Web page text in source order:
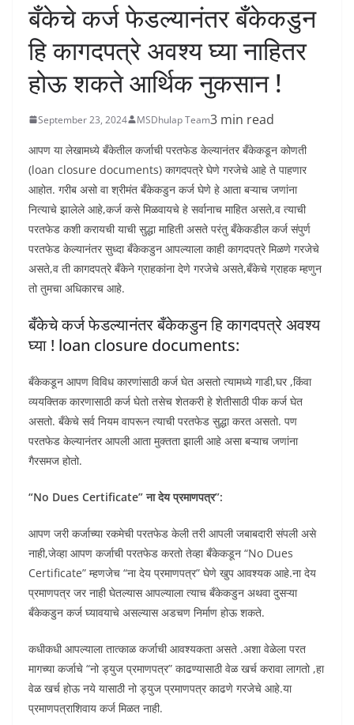
बँकेचे कर्ज फेडल्यानंतर बँकेकडुन
हि कागदपत्रे अवश्य घ्या नाहितर
होऊ शकते आर्थिक नुकसान !
September 23, 2024 MSDhulap Team3 min read
आपण या लेखामध्ये बँकेतील कर्जाची परतफेड केल्यानंतर बँकेकडून कोणती
(loan closure documents) कागदपत्रे घेणे गरजेचे आहे ते पाहणार
आहोत. गरीब असो वा श्रीमंत बँकेकडुन कर्ज घेणे हे आता बऱ्याच जणांना
नित्याचे झालेले आहे,कर्ज कसे मिळवायचे हे सर्वानाच माहित असते,व त्याची
परतफेड कशी करायची याची सुद्धा माहिती असते परंतु बँकेकडील कर्ज संपुर्ण
परतफेड केल्यानंतर सुध्दा बँकेकडुन आपल्याला काही कागदपत्रे मिळणे गरजेचे
असते,व ती कागदपत्रे बँकेने ग्राहकांना देणे गरजेचे असते,बँकेचे ग्राहक म्हणुन
तो तुमचा अधिकारच आहे.
बँकेचे कर्ज फेडल्यानंतर बँकेकडुन हि कागदपत्रे अवश्य
घ्या ! loan closure documents:
बँकेकडून आपण विविध कारणांसाठी कर्ज घेत असतो त्यामध्ये गाडी,घर ,किंवा
व्ययक्तिक कारणासाठी कर्ज घेतो तसेच शेतकरी हे शेतीसाठी पीक कर्ज घेत
असतो. बँकेचे सर्व नियम वापरून त्याची परतफेड सुद्धा करत असतो. पण
परतफेड केल्यानंतर आपली आता मुक्तता झाली आहे असा बऱ्याच जणांना
गैरसमज होतो.
“No Dues Certificate” ना देय प्रमाणपत्र”:
आपण जरी कर्जाच्या रकमेची परतफेड केली तरी आपली जबाबदारी संपली असे
नाही,जेव्हा आपण कर्जाची परतफेड करतो तेव्हा बँकेकडून “No Dues
Certificate” म्हणजेच “ना देय प्रमाणपत्र” घेणे खुप आवश्यक आहे.ना देय
प्रमाणपत्र जर नाही घेतल्यास आपल्याला त्याच बँकेकडुन अथवा दुसऱ्या
बँकेकडुन कर्ज घ्यावयाचे असल्यास अडचण निर्माण होऊ शकते.
कधीकधी आपल्याला तात्काळ कर्जाची आवश्यकता असते .अशा वेळेला परत
मागच्या कर्जाचे “नो ड्युज प्रमाणपत्र” काढण्यासाठी वेळ खर्च करावा लागतो ,हा
वेळ खर्च होऊ नये यासाठी नो ड्युज प्रमाणपत्र काढणे गरजेचे आहे.या
प्रमाणपत्राशिवाय कर्ज मिळत नाही.